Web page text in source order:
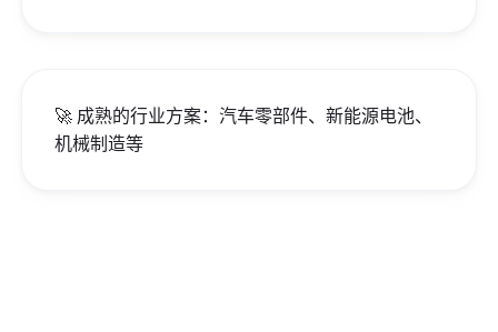
🚀 成熟的行业方案：汽车零部件、新能源电池、
机械制造等